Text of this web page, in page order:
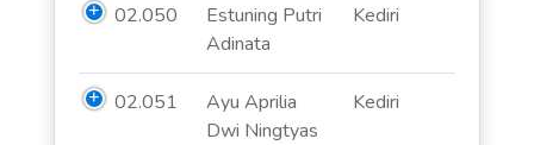
02.050
Estuning Putri
Adinata
Kediri
02.051
Ayu Aprilia
Dwi Ningtyas
Kediri